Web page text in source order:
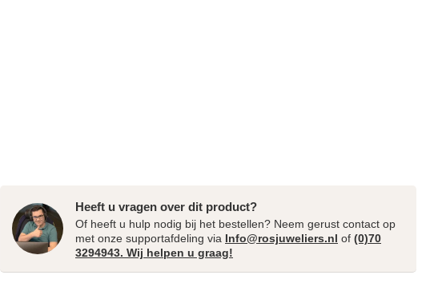
Heeft u vragen over dit product?
Of heeft u hulp nodig bij het bestellen? Neem gerust contact op
met onze supportafdeling via Info@rosjuweliers.nl of (0)70
3294943. Wij helpen u graag!